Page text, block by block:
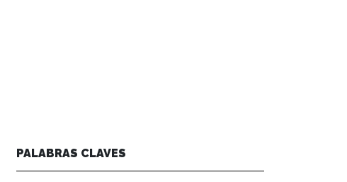
PALABRAS CLAVES